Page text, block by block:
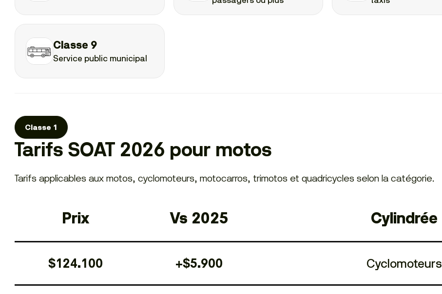
Classe 9
Service public municipal
Classe 1
Tarifs SOAT 2026 pour motos
Tarifs applicables aux motos, cyclomoteurs, motocarros, trimotos et quadricycles selon la catégorie.
Prix Vs 2025 Cylindrée
$124.100 +$5.900 Cyclomoteurs